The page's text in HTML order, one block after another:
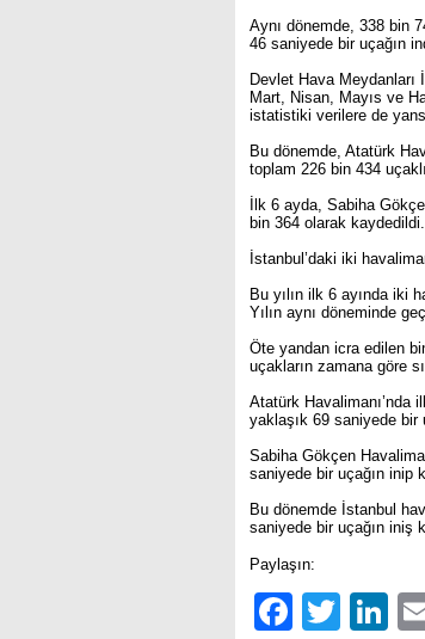
Aynı dönemde, 338 bin
46 saniyede bir uçağın
Devlet Hava
Mart, Nisan, Mayıs ve
istatistiki verilere de
Bu dönemde, Atatürk
toplam 226 bin 434
İlk 6 ayda, Sabiha
bin 364 olarak
İstanbul’daki iki
Bu yılın ilk 6 ayında iki
Yılın aynı döneminde
Öte yandan icra edilen
uçakların zamana göre
Atatürk Havalimanı’nda
yaklaşık 69 saniyede bir
Sabiha Gökçen
saniyede bir uçağın inip
Bu dönemde İstanbul
saniyede bir uçağın iniş
Paylaşın: